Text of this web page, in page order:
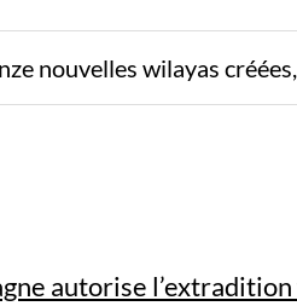
nouvelles wilayas
autorise